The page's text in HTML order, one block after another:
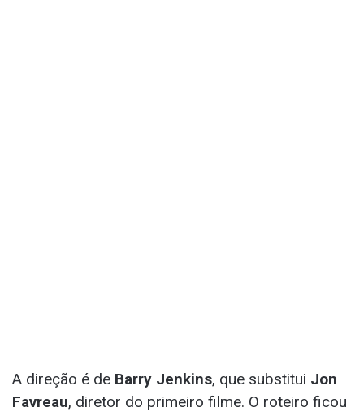
A direção é de Barry Jenkins, que substitui Jon
Favreau, diretor do primeiro filme. O roteiro ficou